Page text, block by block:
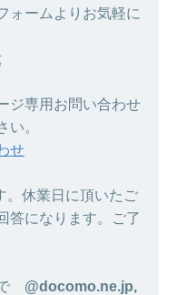
ォームよりお気軽に
ジ専用お問い合わせ
い。
せ
。休業日に頂いたご
答になります。ご了
@docomo.ne.jp,